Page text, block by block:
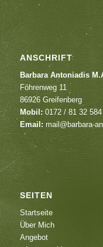
ANSCHRIFT
Barbara Antoniadis
Föhrenweg 11
86926 Greifenberg
Mobil:0172 / 81 32 584
Email:mail@barbara-
SEITEN
Startseite
Über Mich
Angebot